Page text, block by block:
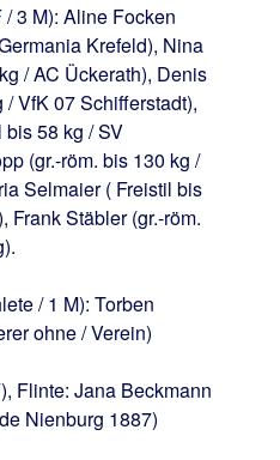
/ 3 M): Aline Focken
Krefeld), Nina
/ AC Ückerath), Denis
/ VfK 07 Schifferstadt),
58 kg / SV
(gr.-röm. bis 130 kg /
Selmaier ( Freistil bis
Frank Stäbler (gr.-röm.
/ 1 M): Torben
ohne / Verein)
Flinte: Jana Beckmann
Nienburg 1887)